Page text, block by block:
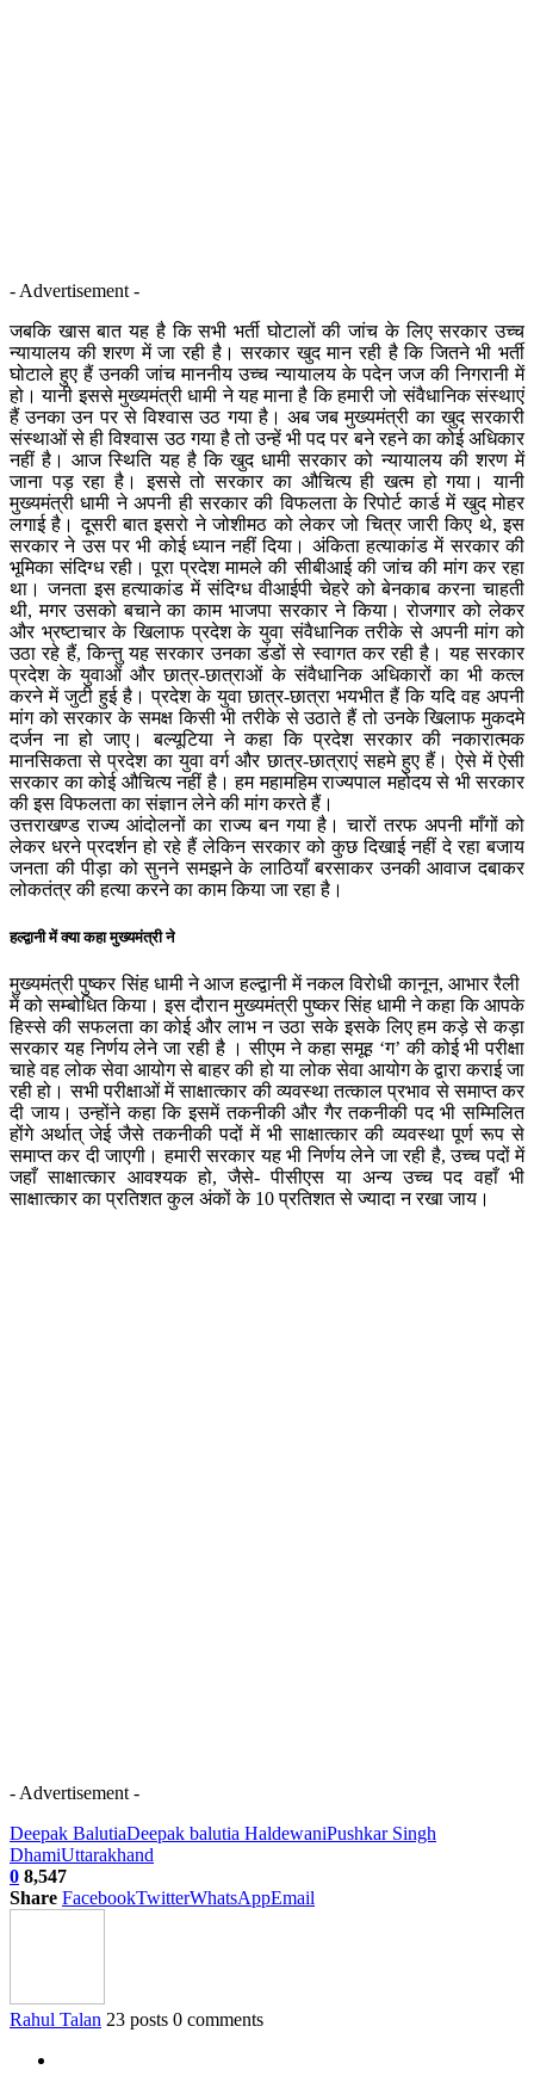
- Advertisement -
जबकि खास बात यह है कि सभी भर्ती घोटालों की जांच के लिए सरकार उच्च
न्यायालय की शरण में जा रही है। सरकार खुद मान रही है कि जितने भी भर्ती
घोटाले हुए हैं उनकी जांच माननीय उच्च न्यायालय के पदेन जज की निगरानी में
हो। यानी इससे मुख्यमंत्री धामी ने यह माना है कि हमारी जो संवैधानिक संस्थाएं
हैं उनका उन पर से विश्वास उठ गया है। अब जब मुख्यमंत्री का खुद सरकारी
संस्थाओं से ही विश्वास उठ गया है तो उन्हें भी पद पर बने रहने का कोई अधिकार
नहीं है। आज स्थिति यह है कि खुद धामी सरकार को न्यायालय की शरण में
जाना पड़ रहा है। इससे तो सरकार का औचित्य ही खत्म हो गया। यानी
मुख्यमंत्री धामी ने अपनी ही सरकार की विफलता के रिपोर्ट कार्ड में खुद मोहर
लगाई है। दूसरी बात इसरो ने जोशीमठ को लेकर जो चित्र जारी किए थे, इस
सरकार ने उस पर भी कोई ध्यान नहीं दिया। अंकिता हत्याकांड में सरकार की
भूमिका संदिग्ध रही। पूरा प्रदेश मामले की सीबीआई की जांच की मांग कर रहा
था। जनता इस हत्याकांड में संदिग्ध वीआईपी चेहरे को बेनकाब करना चाहती
थी, मगर उसको बचाने का काम भाजपा सरकार ने किया। रोजगार को लेकर
और भ्रष्टाचार के खिलाफ प्रदेश के युवा संवैधानिक तरीके से अपनी मांग को
उठा रहे हैं, किन्तु यह सरकार उनका डंडों से स्वागत कर रही है। यह सरकार
प्रदेश के युवाओं और छात्र-छात्राओं के संवैधानिक अधिकारों का भी कत्ल
करने में जुटी हुई है। प्रदेश के युवा छात्र-छात्रा भयभीत हैं कि यदि वह अपनी
मांग को सरकार के समक्ष किसी भी तरीके से उठाते हैं तो उनके खिलाफ मुकदमे
दर्जन ना हो जाए। बल्यूटिया ने कहा कि प्रदेश सरकार की नकारात्मक
मानसिकता से प्रदेश का युवा वर्ग और छात्र-छात्राएं सहमे हुए हैं। ऐसे में ऐसी
सरकार का कोई औचित्य नहीं है। हम महामहिम राज्यपाल महोदय से भी सरकार
की इस विफलता का संज्ञान लेने की मांग करते हैं।
उत्तराखण्ड राज्य आंदोलनों का राज्य बन गया है। चारों तरफ अपनी माँगों को
लेकर धरने प्रदर्शन हो रहे हैं लेकिन सरकार को कुछ दिखाई नहीं दे रहा बजाय
जनता की पीड़ा को सुनने समझने के लाठियाँ बरसाकर उनकी आवाज दबाकर
लोकतंत्र की हत्या करने का काम किया जा रहा है।
हल्द्वानी में क्या कहा मुख्यमंत्री ने
मुख्यमंत्री पुष्कर सिंह धामी ने आज हल्द्वानी में नकल विरोधी कानून, आभार रैली
में को सम्बोधित किया। इस दौरान मुख्यमंत्री पुष्कर सिंह धामी ने कहा कि आपके
हिस्से की सफलता का कोई और लाभ न उठा सके इसके लिए हम कड़े से कड़ा
सरकार यह निर्णय लेने जा रही है । सीएम ने कहा समूह ‘ग’ की कोई भी परीक्षा
चाहे वह लोक सेवा आयोग से बाहर की हो या लोक सेवा आयोग के द्वारा कराई जा
रही हो। सभी परीक्षाओं में साक्षात्कार की व्यवस्था तत्काल प्रभाव से समाप्त कर
दी जाय। उन्होंने कहा कि इसमें तकनीकी और गैर तकनीकी पद भी सम्मिलित
होंगे अर्थात् जेई जैसे तकनीकी पदों में भी साक्षात्कार की व्यवस्था पूर्ण रूप से
समाप्त कर दी जाएगी। हमारी सरकार यह भी निर्णय लेने जा रही है, उच्च पदों में
जहाँ साक्षात्कार आवश्यक हो, जैसे- पीसीएस या अन्य उच्च पद वहाँ भी
साक्षात्कार का प्रतिशत कुल अंकों के 10 प्रतिशत से ज्यादा न रखा जाय।
- Advertisement -
Deepak BalutiaDeepak balutia HaldewaniPushkar Singh
DhamiUttarakhand
0 8,547
Share FacebookTwitterWhatsAppEmail
Rahul Talan 23 posts 0 comments